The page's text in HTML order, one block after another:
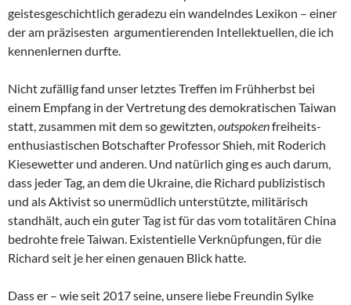
geistesgeschichtlich geradezu ein wandelndes Lexikon – einer
der am präzisesten argumentierenden Intellektuellen, die ich
kennenlernen durfte.
Nicht zufällig fand unser letztes Treffen im Frühherbst bei
einem Empfang in der Vertretung des demokratischen Taiwan
statt, zusammen mit dem so gewitzten,outspokenfreiheits-
enthusiastischen Botschafter Professor Shieh, mit Roderich
Kiesewetter und anderen. Und natürlich ging es auch darum,
dass jeder Tag, an dem die Ukraine, die Richard publizistisch
und als Aktivist so unermüdlich unterstützte, militärisch
standhält, auch ein guter Tag ist für das vom totalitären China
bedrohte freie Taiwan. Existentielle Verknüpfungen, für die
Richard seit je her einen genauen Blick hatte.
Dass er – wie seit 2017 seine, unsere liebe Freundin Sylke